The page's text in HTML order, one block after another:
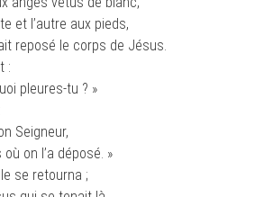
et l’autre aux pieds,
reposé le corps de Jésus.
:
pleures-tu ? »
Seigneur,
on l’a déposé. »
se retourna ;